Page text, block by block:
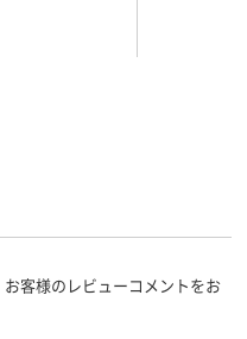
客様のレビューコメントをお